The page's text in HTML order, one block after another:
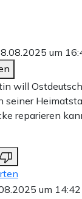
um
will
seiner
reparieren
um